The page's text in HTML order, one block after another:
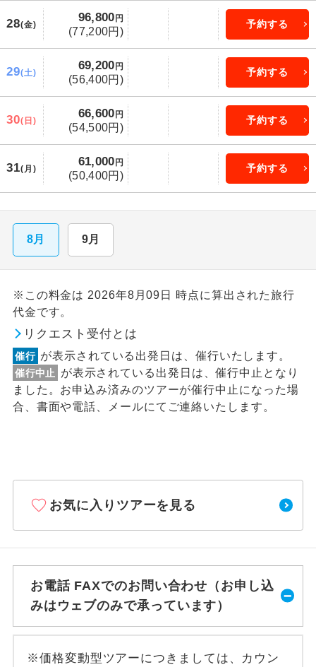
28(金)
96,800 円
(77,200円)
予約する
29(土)
69,200 円
(56,400円)
予約する
30(日)
66,600 円
(54,500円)
予約する
31(月)
61,000 円
(50,400円)
予約する
8月 9月
※この料金は 2026年8月09日 時点に算出された旅行
代金です。
リクエスト受付とは
催行 が表示されている出発日は、催行いたします。
催行中止
が表示されている出発日は、催行中止となり
ました。お申込み済みのツアーが催行中止になった場
合、書面や電話、メールにてご連絡いたします。
お気に入りツアーを見る
お電話 FAXでのお問い合わせ（お申し込
みはウェブのみで承っています）
※価格変動型ツアーにつきましては、カウン